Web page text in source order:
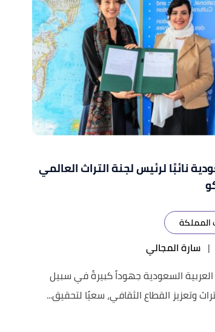
نائبًا لرئيس لجنة التراث العالمي
المملكة
| سارة المجالي
السعودية جهوداً كبيرةً في سبيل
وتعزيز القطاع الثقافي، سعيًا لتحقيق...